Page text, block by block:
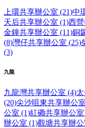
上環共享辦公室 (21)中
天后共享辦公室 (1)西
金鐘共享辦公室 (11)銅
(8)灣仔共享辦公室 (25)
(3)
九龍
九龍灣共享辦公室 (4)
(20)尖沙咀東共享辦公
公室 (1)紅磡共享辦公室
辦公室 (1)觀塘共享辦公